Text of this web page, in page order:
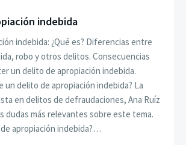
indebida
indebida: ¿Qué es? Diferencias entre
robo y otros delitos. Consecuencias
un delito de apropiación indebida.
un delito de apropiación indebida? La
en delitos de defraudaciones, Ana Ruíz
dudas más relevantes sobre este tema.
apropiación indebida?…